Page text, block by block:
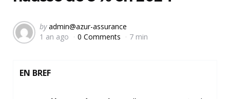
Posted
by
by admin@azur-assurance
1 an ago
0 Comments 7 min
EN BREF